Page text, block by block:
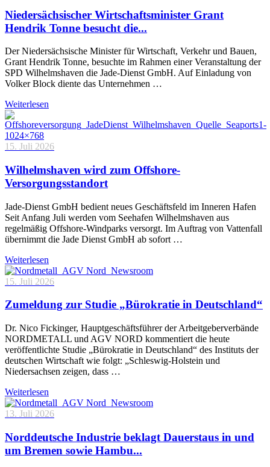
Niedersächsischer Wirtschaftsminister Grant
Hendrik Tonne besucht die...
Der Niedersächsische Minister für Wirtschaft, Verkehr und Bauen,
Grant Hendrik Tonne, besuchte im Rahmen einer Veranstaltung der
SPD Wilhelmshaven die Jade-Dienst GmbH. Auf Einladung von
Volker Block diente das Unternehmen …
Weiterlesen
15. Juli 2026
Wilhelmshaven wird zum Offshore-
Versorgungsstandort
Jade-Dienst GmbH bedient neues Geschäftsfeld im Inneren Hafen
Seit Anfang Juli werden vom Seehafen Wilhelmshaven aus
regelmäßig Offshore-Windparks versorgt. Im Auftrag von Vattenfall
übernimmt die Jade Dienst GmbH ab sofort …
Weiterlesen
15. Juli 2026
Zumeldung zur Studie „Bürokratie in Deutschland“
Dr. Nico Fickinger, Hauptgeschäftsführer der Arbeitgeberverbände
NORDMETALL und AGV NORD kommentiert die heute
veröffentlichte Studie „Bürokratie in Deutschland“ des Instituts der
deutschen Wirtschaft wie folgt: „Schleswig-Holstein und
Niedersachsen zeigen, dass …
Weiterlesen
13. Juli 2026
Norddeutsche Industrie beklagt Dauerstaus in und
um Bremen sowie Hambu...